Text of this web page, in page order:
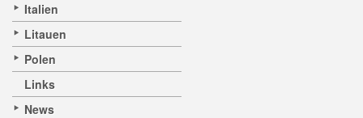
Italien
Litauen
Polen
Links
News